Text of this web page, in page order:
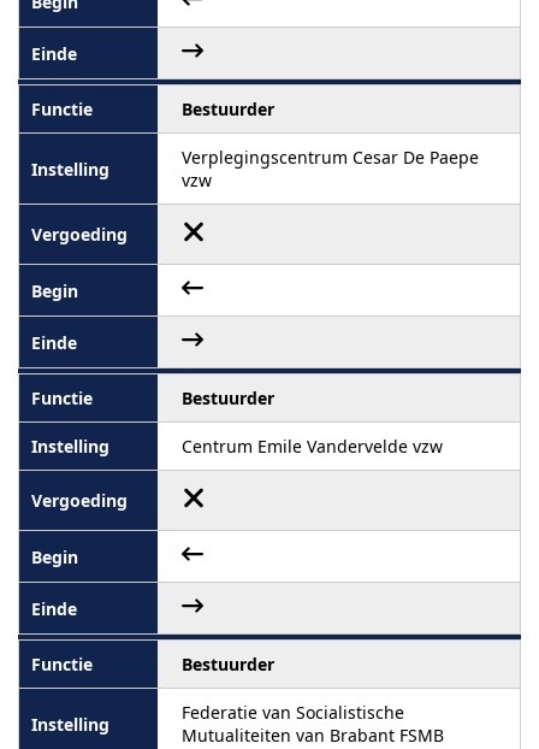
Bestuurder
Verplegingscentrum Cesar De Paepe
vzw
Bestuurder
Centrum Emile Vandervelde vzw
Bestuurder
Federatie van Socialistische
Mutualiteiten van Brabant FSMB